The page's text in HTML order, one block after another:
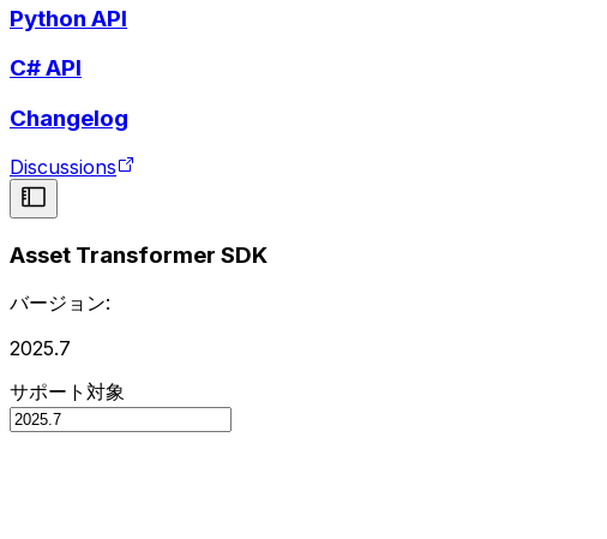
Python API
C# API
Changelog
Discussions
Asset Transformer SDK
バージョン:
2025.7
サポート対象